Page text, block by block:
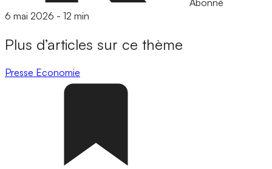
6 mai 2026 - 12 min
Plus d’articles sur ce thème
Presse Economie